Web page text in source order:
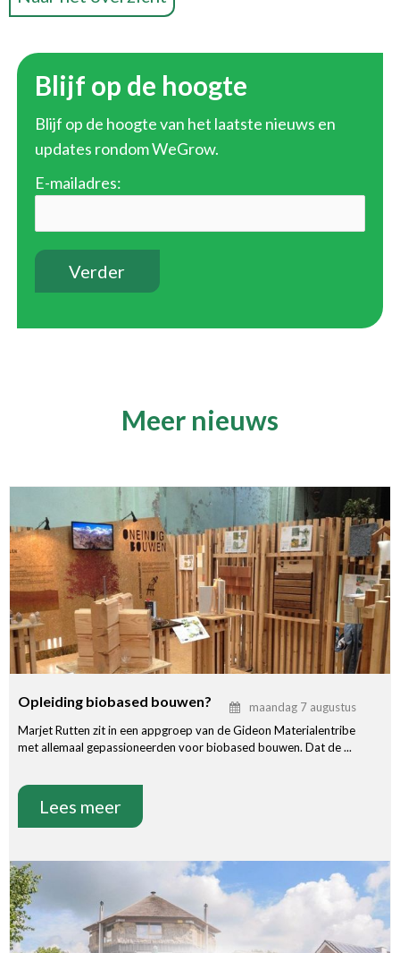
Blijf op de hoogte
Blijf op de hoogte van het laatste nieuws en
updates rondom WeGrow.
E-mailadres:
Meer nieuws
Opleiding biobased bouwen?
maandag 7 augustus
Marjet Rutten zit in een appgroep van de Gideon Materialentribe
met allemaal gepassioneerden voor biobased bouwen. Dat de ...
Lees meer